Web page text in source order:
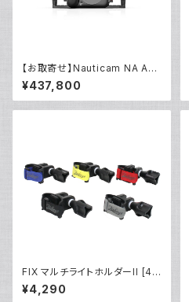
【お取寄せ】Nauticam NA A6
700 [10551]
¥437,800
FIX マルチライトホルダーII [40
230]
¥4,290